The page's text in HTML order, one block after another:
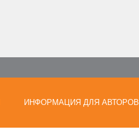
ИНФОРМАЦИЯ ДЛЯ АВТОРОВ